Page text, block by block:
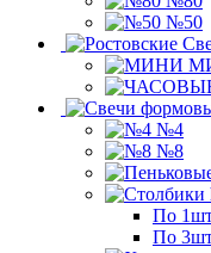
№50
№4
№8
По
По